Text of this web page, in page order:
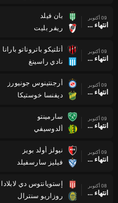
09 أكتوبر
انتهاء وقت المباراة
بان فيلد
ريفر بليت
09 أكتوبر
انتهاء وقت المباراة
أتلتيكو باتروناتو بارانا
نادي راسينغ
09 أكتوبر
انتهاء وقت المباراة
أرجنتينوس جونيورز
ديفنسا خوستيكا
09 أكتوبر
انتهاء وقت المباراة
سارمينتو
ألدوسيفي
09 أكتوبر
انتهاء وقت المباراة
نيولز أولد بويز
فيليز سارسفيلد
08 أكتوبر
انتهاء وقت المباراة
إستويانتوس دي لابلادا
روزاريو سنترال